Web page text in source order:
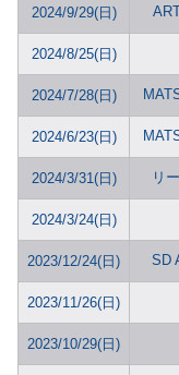
2024/9/29(日)
2024/8/25(日)
2024/7/28(日)
2024/6/23(日)
2024/3/31(日) リ
2024/3/24(日)
2023/12/24(日) SD
2023/11/26(日)
2023/10/29(日)